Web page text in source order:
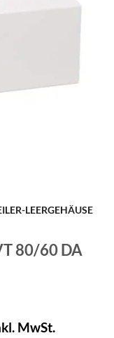
LEERGEHÄUSE
80/60 DA
MwSt.